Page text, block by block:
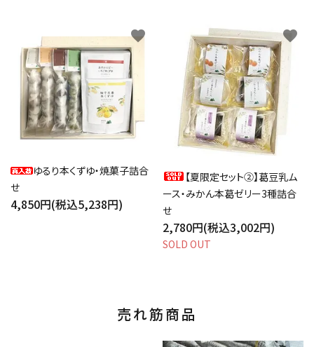
ゆるり本くずゆ・焼菓子詰合
せ
4,850円(税込5,238円)
favorite
【夏限定セット②】葛豆乳ム
ース・みかん本葛ゼリー3種詰合
せ
2,780円(税込3,002円)
SOLD OUT
favorite
売れ筋商品